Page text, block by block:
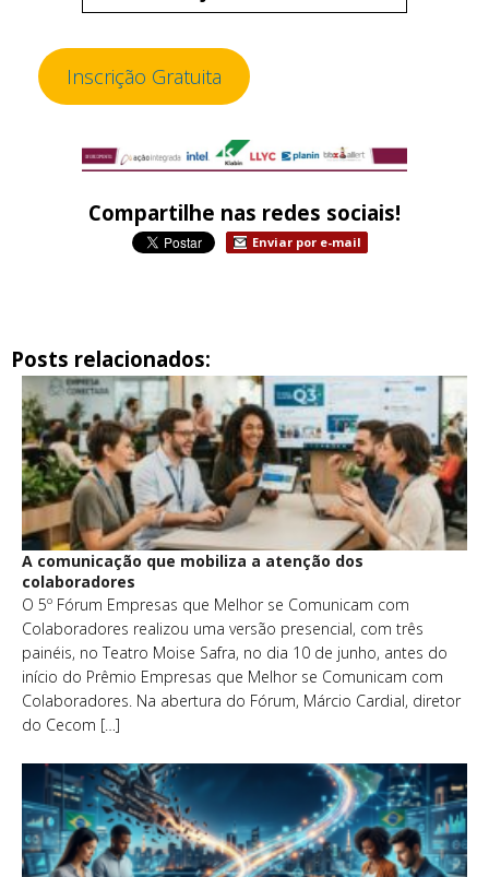
Inscrição Gratuita
Compartilhe nas redes sociais!
Enviar por e-mail
Posts relacionados:
A comunicação que mobiliza a atenção dos
colaboradores
O 5º Fórum Empresas que Melhor se Comunicam com
Colaboradores realizou uma versão presencial, com três
painéis, no Teatro Moise Safra, no dia 10 de junho, antes do
início do Prêmio Empresas que Melhor se Comunicam com
Colaboradores. Na abertura do Fórum, Márcio Cardial, diretor
do Cecom […]